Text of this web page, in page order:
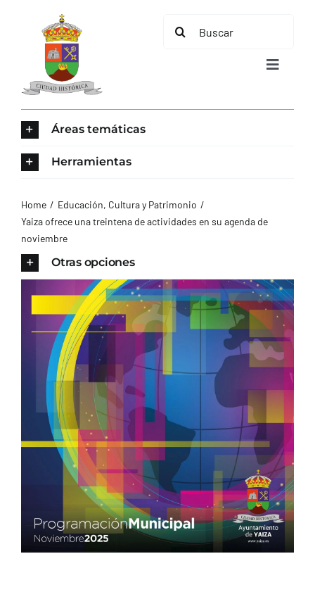
contenido
Buscar:
Toggle
AYUNTAMIENTO
CONTACTO
Áreas temáticas
Herramientas
Home
Educación, Cultura y Patrimonio
Yaiza ofrece una treintena de actividades en su agenda de
noviembre
Otras opciones